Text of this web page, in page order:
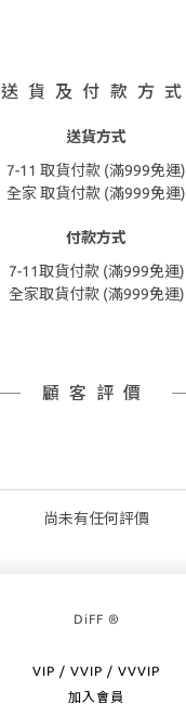
送貨及付款方式
送貨方式
7-11 取貨付款 (滿999免運)
全家 取貨付款 (滿999免運)
付款方式
7-11取貨付款 (滿999免運)
全家取貨付款 (滿999免運)
顧客評價
尚未有任何評價
DiFF ®
VIP / VVIP / VVVIP
加入會員